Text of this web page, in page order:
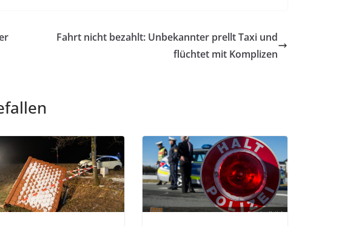
Fahrt nicht bezahlt: Unbekannter prellt Taxi und
flüchtet mit Komplizen